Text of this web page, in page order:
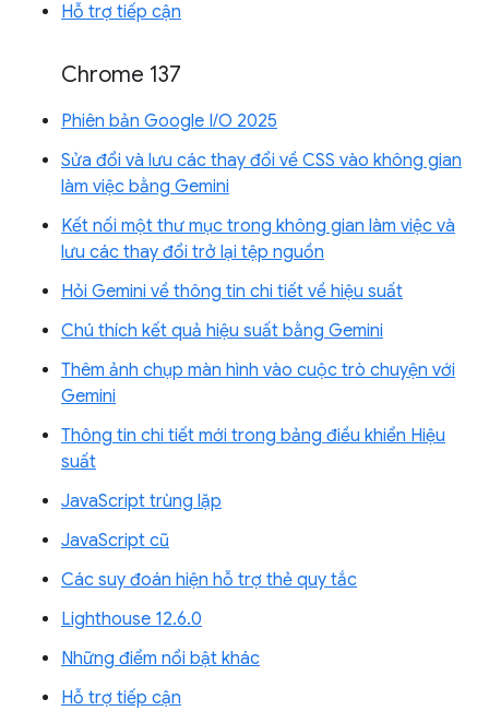
Hỗ trợ tiếp cận
Chrome 137
Phiên bản Google I/O 2025
Sửa đổi và lưu các thay đổi về CSS vào không gian
làm việc bằng Gemini
Kết nối một thư mục trong không gian làm việc và
lưu các thay đổi trở lại tệp nguồn
Hỏi Gemini về thông tin chi tiết về hiệu suất
Chú thích kết quả hiệu suất bằng Gemini
Thêm ảnh chụp màn hình vào cuộc trò chuyện với
Gemini
Thông tin chi tiết mới trong bảng điều khiển Hiệu
suất
JavaScript trùng lặp
JavaScript cũ
Các suy đoán hiện hỗ trợ thẻ quy tắc
Lighthouse 12.6.0
Những điểm nổi bật khác
Hỗ trợ tiếp cận